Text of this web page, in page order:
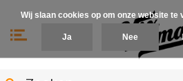
Wij slaan cookies op om onze website
Ja Nee